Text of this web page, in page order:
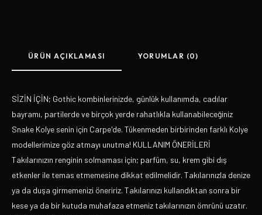
ÜRÜN AÇIKLAMASI YORUMLAR (0)
SİZİN İÇİN; Gothic kombinlerinizde, günlük kullanımda, cadılar
bayramı, partilerde ve birçok yerde rahatlıkla kullanabileceğiniz
Snake Kolye senin için Carpe'de. Tükenmeden birbirinden farklı Kolye
modellerimize göz atmayı unutma! KULLANIM ÖNERİLERİ
Takılarınızın renginin solmaması için; parfüm, su, krem gibi dış
etkenler ile temas etmemesine dikkat edilmelidir. Takılarınızla denize
ya da duşa girmemenizi öneririz. Takılarınızı kullandıktan sonra bir
kese ya da bir kutuda muhafaza etmeniz takılarınızın ömrünü uzatır.